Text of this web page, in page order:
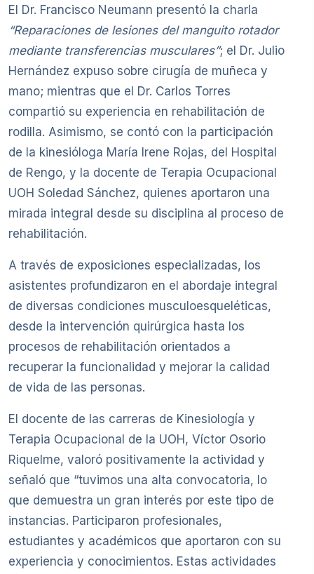
El Dr. Francisco Neumann presentó la charla
“Reparaciones de lesiones del manguito rotador
mediante transferencias musculares”; el Dr. Julio
Hernández expuso sobre cirugía de muñeca y
mano; mientras que el Dr. Carlos Torres
compartió su experiencia en rehabilitación de
rodilla. Asimismo, se contó con la participación
de la kinesióloga María Irene Rojas, del Hospital
de Rengo, y la docente de Terapia Ocupacional
UOH Soledad Sánchez, quienes aportaron una
mirada integral desde su disciplina al proceso de
rehabilitación.
A través de exposiciones especializadas, los
asistentes profundizaron en el abordaje integral
de diversas condiciones musculoesqueléticas,
desde la intervención quirúrgica hasta los
procesos de rehabilitación orientados a
recuperar la funcionalidad y mejorar la calidad
de vida de las personas.
El docente de las carreras de Kinesiología y
Terapia Ocupacional de la UOH, Víctor Osorio
Riquelme, valoró positivamente la actividad y
señaló que “tuvimos una alta convocatoria, lo
que demuestra un gran interés por este tipo de
instancias. Participaron profesionales,
estudiantes y académicos que aportaron con su
experiencia y conocimientos. Estas actividades